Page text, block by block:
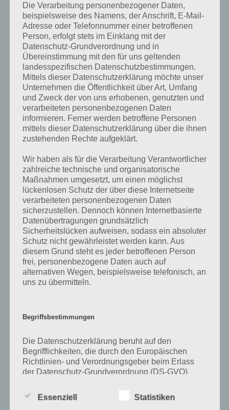
Kurze Begriffserklärung zur Lösung
Reparatur
Reparatur ist die Lösung für das tägliche Rätsel am 28.11.2021 in 4
Bilder 1 Wort, doch welche Bedeutung hat dieses eigentlich und was
Zu bestimmten Lösungen präsentieren wir daher auch immer eine
kurze Begriffserklärung!
Zu Reparatur haben wir zunächst keine weiteren Informationen
parat!
Auf WhatsApp teilen Teilen auf Facebook
Tweet auf Twitter
Die Verarbeitung personenbezogener Daten,
beispielsweise des Namens, der Anschrift, E-Mail-
Adresse oder Telefonnummer einer betroffenen
Person, erfolgt stets im Einklang mit der
Datenschutz-Grundverordnung und in
Übereinstimmung mit den für uns geltenden
landesspezifischen Datenschutzbestimmungen.
Mittels dieser Datenschutzerklärung möchte unser
Unternehmen die Öffentlichkeit über Art, Umfang
und Zweck der von uns erhobenen, genutzten und
verarbeiteten personenbezogenen Daten
informieren. Ferner werden betroffene Personen
mittels dieser Datenschutzerklärung über die ihnen
zustehenden Rechte aufgeklärt.
Wir haben als für die Verarbeitung Verantwortlicher
zahlreiche technische und organisatorische
Maßnahmen umgesetzt, um einen möglichst
lückenlosen Schutz der über diese Internetseite
verarbeiteten personenbezogenen Daten
sicherzustellen. Dennoch können Internetbasierte
Datenübertragungen grundsätzlich
Sicherheitslücken aufweisen, sodass ein absoluter
Schutz nicht gewährleistet werden kann. Aus
diesem Grund steht es jeder betroffenen Person
frei, personenbezogene Daten auch auf
alternativen Wegen, beispielsweise telefonisch, an
uns zu übermitteln.
Begriffsbestimmungen
Die Datenschutzerklärung beruht auf den
Begrifflichkeiten, die durch den Europäischen
Richtlinien- und Verordnungsgeber beim Erlass
der Datenschutz-Grundverordnung (DS-GVO)
soll sowohl für die Öffentlichkeit als auch für
unsere Kunden und Geschäftspartner einfach
Essenziell Statistiken